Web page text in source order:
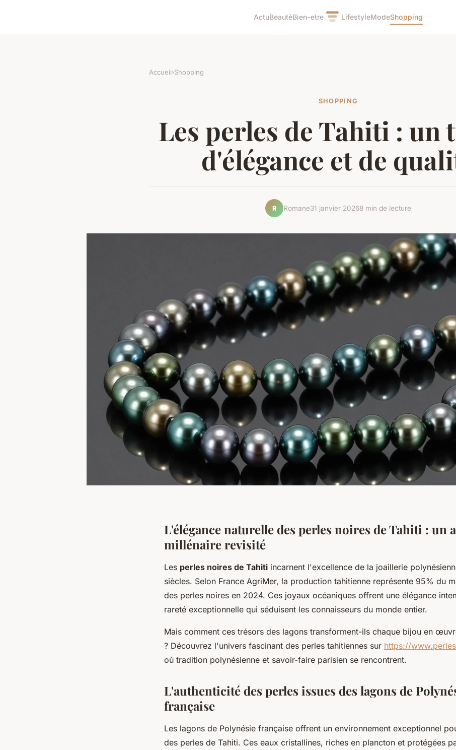
ActuBeautéBien-etre LifestyleModeShopping
Accueil›Shopping
SHOPPING
Les perles de Tahiti : un
d'élégance et de
R Romane31 janvier 20268 min de lecture
L'élégance naturelle des perles noires de Tahiti : un
millénaire revisité
Les perles noires de Tahiti incarnent l'excellence de la joaillerie
siècles. Selon France AgriMer, la production tahitienne représente 95% du
des perles noires en 2024. Ces joyaux océaniques offrent une élégance
rareté exceptionnelle qui séduisent les connaisseurs du monde entier.
Mais comment ces trésors des lagons transforment-ils chaque bijou en
? Découvrez l'univers fascinant des perles tahitiennes sur https://
où tradition polynésienne et savoir-faire parisien se rencontrent.
L'authenticité des perles issues des lagons de
française
Les lagons de Polynésie française offrent un environnement exceptionnel
des perles de Tahiti. Ces eaux cristallines, riches en plancton et protégées